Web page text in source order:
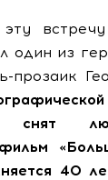
один из
прозаик
40